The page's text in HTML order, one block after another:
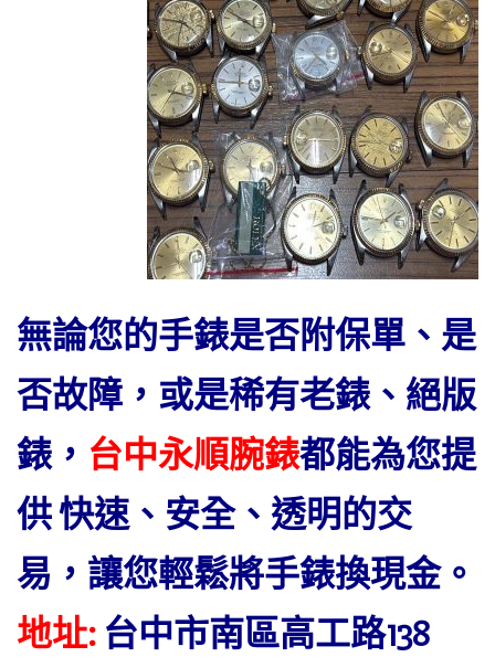
無論您的手錶是否附保單、是
否故障，或是稀有老錶、絕版
錶， 台中永順腕錶都能為您提
供 快速、安全、透明的交
易，讓您輕鬆將手錶換現金。
地址: 台中市南區高工路138